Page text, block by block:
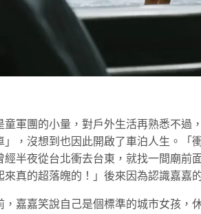
童軍團的小量，對戶外生活再熟悉不過
」，沒想到也因此開啟了車泊人生。「
經半夜從台北衝去台東，就找一間廟前
來真的超落魄的！」後來因為認識嘉嘉
，嘉嘉笑說自己是個標準的城市女孩，